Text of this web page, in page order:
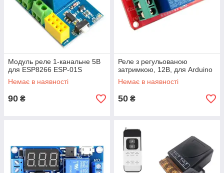
Модуль реле 1-канальне 5В
для ESP8266 ESP-01S
Немає в наявності
90 ₴
Реле з регульованою
затримкою, 12В, для Arduino
Немає в наявності
50 ₴